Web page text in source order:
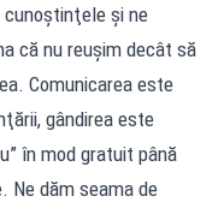
şi ne
că nu reuşim decât să
Comunicarea este
gândirea este
în mod gratuit până
Ne dăm seama de